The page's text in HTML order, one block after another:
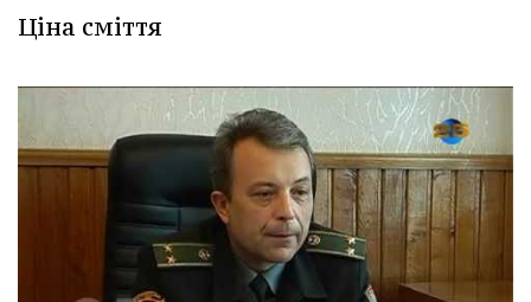
Ціна сміття